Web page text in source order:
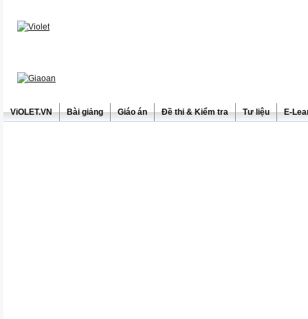
ViOLET.VN Bài giảng Giáo án Đề thi & Kiểm tra Tư liệu E-